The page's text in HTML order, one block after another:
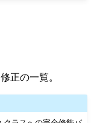
正の一覧。